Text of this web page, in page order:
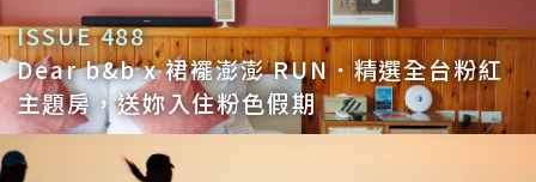
ISSUE 488
Dear b&b x 裙襬澎澎 RUN．精選全台粉紅
主題房，送妳入住粉色假期